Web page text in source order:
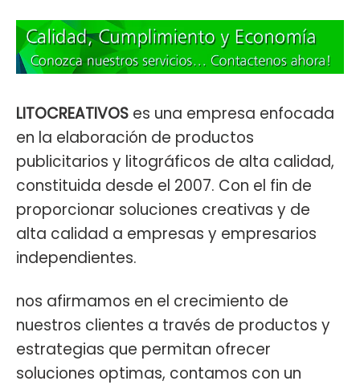
LITOCREATIVOS es una empresa enfocada
en la elaboración de productos
publicitarios y litográficos de alta calidad,
constituida desde el 2007. Con el fin de
proporcionar soluciones creativas y de
alta calidad a empresas y empresarios
independientes.
nos afirmamos en el crecimiento de
nuestros clientes a través de productos y
estrategias que permitan ofrecer
soluciones optimas, contamos con un